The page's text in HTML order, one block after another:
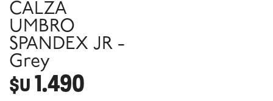
CALZA
UMBRO
SPANDEX JR -
Grey
$U 1.490